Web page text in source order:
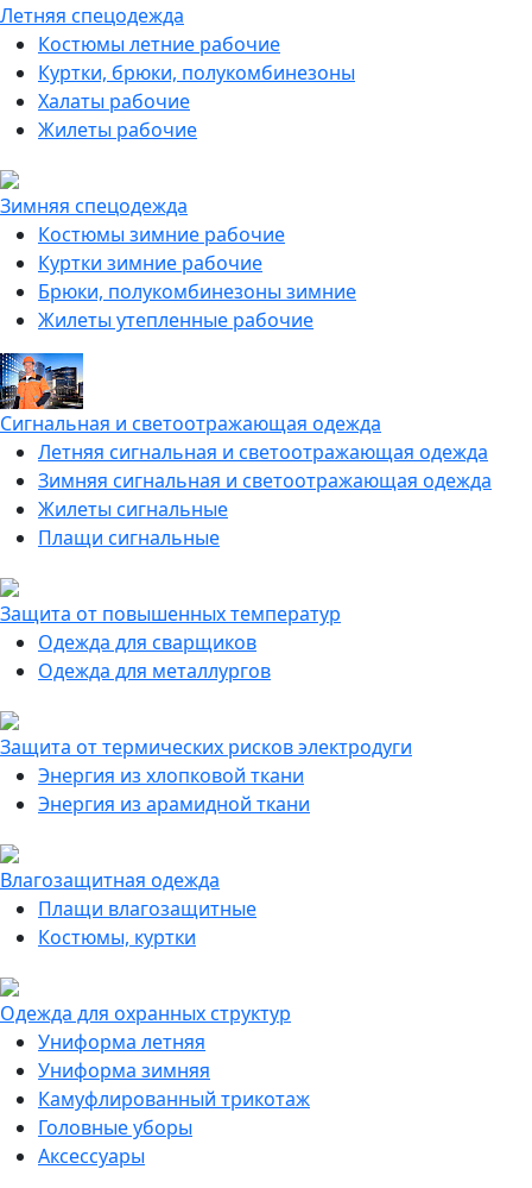
Летняя спецодежда
Костюмы летние рабочие
Куртки, брюки, полукомбинезоны
Халаты рабочие
Жилеты рабочие
Зимняя спецодежда
Костюмы зимние рабочие
Куртки зимние рабочие
Брюки, полукомбинезоны зимние
Жилеты утепленные рабочие
Сигнальная и светоотражающая одежда
Летняя сигнальная и светоотражающая одежда
Зимняя сигнальная и светоотражающая одежда
Жилеты сигнальные
Плащи сигнальные
Защита от повышенных температур
Одежда для сварщиков
Одежда для металлургов
Защита от термических рисков электродуги
Энергия из хлопковой ткани
Энергия из арамидной ткани
Влагозащитная одежда
Плащи влагозащитные
Костюмы, куртки
Одежда для охранных структур
Униформа летняя
Униформа зимняя
Камуфлированный трикотаж
Головные уборы
Аксессуары